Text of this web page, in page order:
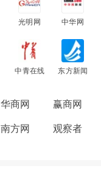
光明网 中华网
中青在线 东方新闻
华商网 赢商网
南方网 观察者